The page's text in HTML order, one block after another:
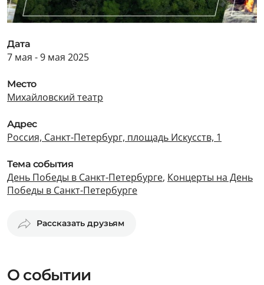
Дата
7 мая - 9 мая 2025
Место
Михайловский театр
Адрес
Россия, Санкт-Петербург, площадь Искусств, 1
Тема события
День Победы в Санкт-Петербурге, Концерты на День
Победы в Санкт-Петербурге
Рассказать друзьям
О событии